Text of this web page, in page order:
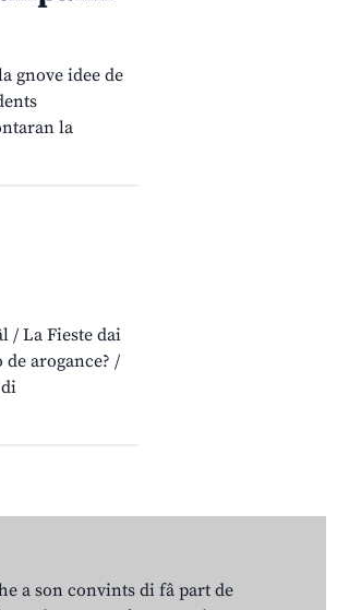
gnove idee de
la
/ La Fieste dai
arogance? /
a son convints di fâ part de